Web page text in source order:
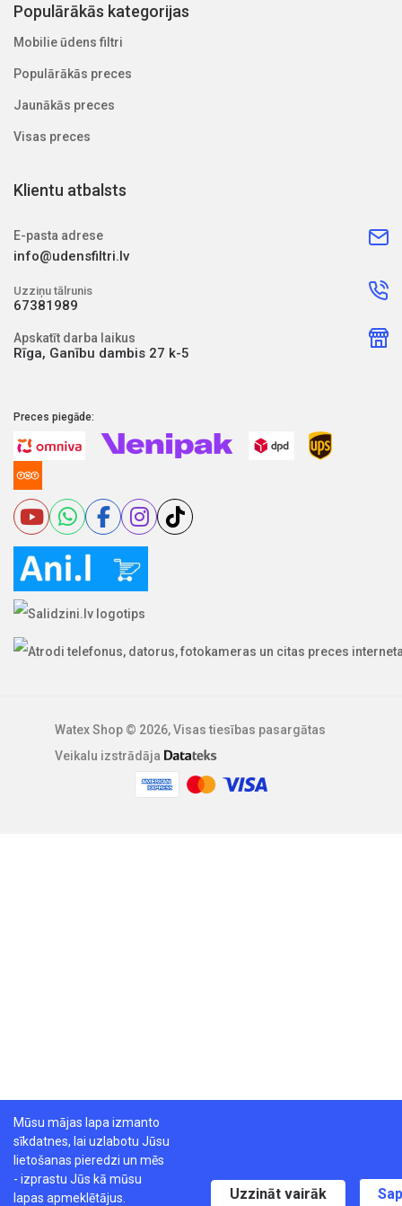
Populārākās kategorijas
Mobilie ūdens filtri
Populārākās preces
Jaunākās preces
Visas preces
Klientu atbalsts
E-pasta adrese
info@udensfiltri.lv
Uzziņu tālrunis
67381989
Apskatīt darba laikus
Rīga, Ganību dambis 27 k-5
Preces piegāde:
Watex Shop © 2026, Visas tiesības pasargātas
Veikalu izstrādāja
Mūsu mājas lapa izmanto
sīkdatnes, lai uzlabotu Jūsu
lietošanas pieredzi un mēs
- izprastu Jūs kā mūsu
lapas apmeklētājus.
Uzzināt vairāk